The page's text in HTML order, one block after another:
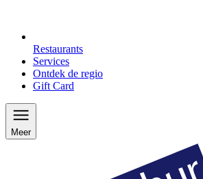
Restaurants
Services
Ontdek de regio
Gift Card
Meer